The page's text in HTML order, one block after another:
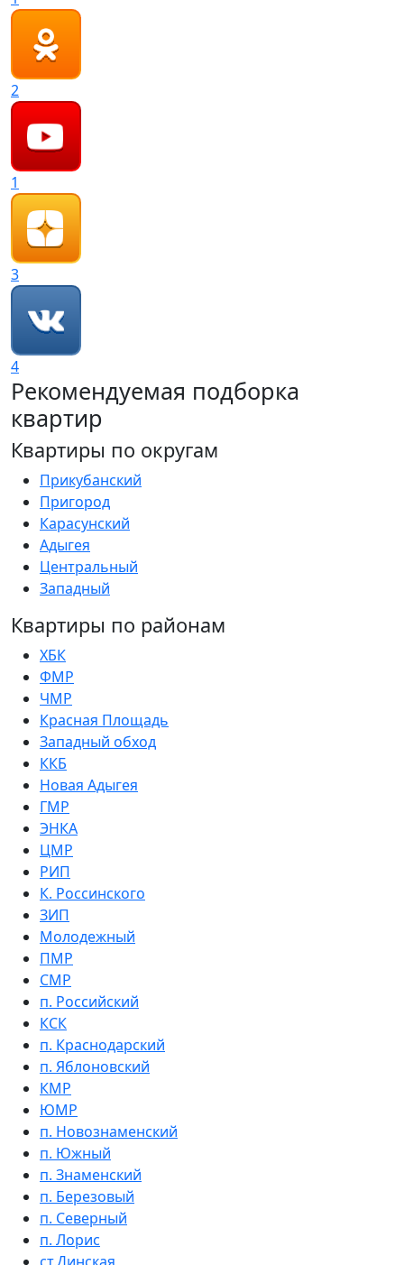
2
1
3
4
Рекомендуемая подборка
квартир
Квартиры по округам
Прикубанский
Пригород
Карасунский
Адыгея
Центральный
Западный
Квартиры по районам
ХБК
ФМР
ЧМР
Красная Площадь
Западный обход
ККБ
Новая Адыгея
ГМР
ЭНКА
ЦМР
РИП
К. Россинского
ЗИП
Молодежный
ПМР
СМР
п. Российский
КСК
п. Краснодарский
п. Яблоновский
КМР
ЮМР
п. Новознаменский
п. Южный
п. Знаменский
п. Березовый
п. Северный
п. Лорис